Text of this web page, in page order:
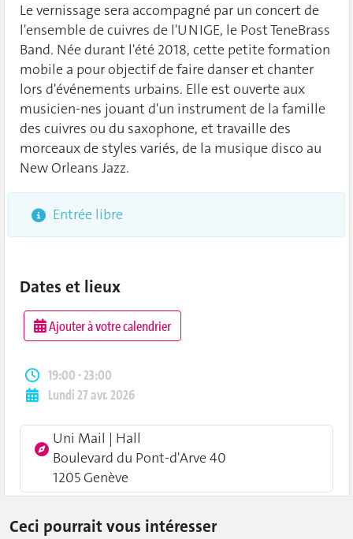
Le vernissage sera accompagné par un concert de
l'ensemble de cuivres de l'UNIGE, le Post TeneBrass
Band. Née durant l'été 2018, cette petite formation
mobile a pour objectif de faire danser et chanter
lors d'événements urbains. Elle est ouverte aux
musicien-nes jouant d'un instrument de la famille
des cuivres ou du saxophone, et travaille des
morceaux de styles variés, de la musique disco au
New Orleans Jazz.
Entrée libre
Dates et lieux
Ajouter à votre calendrier
19:00 - 23:00
Lundi 27 avr. 2026
Uni Mail | Hall
Boulevard du Pont-d'Arve 40
1205 Genève
Ceci pourrait vous intéresser